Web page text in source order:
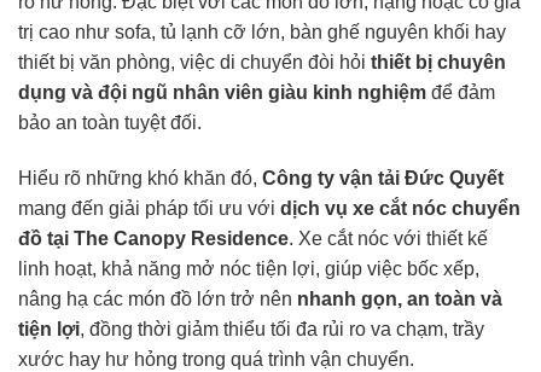
trị cao như sofa, tủ lạnh cỡ lớn, bàn ghế nguyên khối hay
thiết bị văn phòng, việc di chuyển đòi hỏi thiết bị chuyên
dụng và đội ngũ nhân viên giàu kinh nghiệm để đảm
bảo an toàn tuyệt đối.
Hiểu rõ những khó khăn đó, Công ty vận tải Đức Quyết
mang đến giải pháp tối ưu với dịch vụ xe cắt nóc chuyển
đồ tại The Canopy Residence. Xe cắt nóc với thiết kế
linh hoạt, khả năng mở nóc tiện lợi, giúp việc bốc xếp,
nâng hạ các món đồ lớn trở nên nhanh gọn, an toàn và
tiện lợi, đồng thời giảm thiểu tối đa rủi ro va chạm, trầy
xước hay hư hỏng trong quá trình vận chuyển.